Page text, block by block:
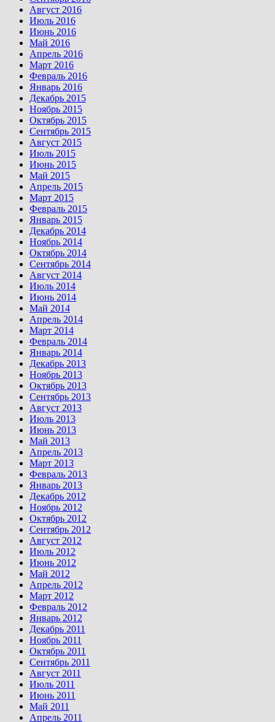
Август 2016
Июль 2016
Июнь 2016
Май 2016
Апрель 2016
Март 2016
Февраль 2016
Январь 2016
Декабрь 2015
Ноябрь 2015
Октябрь 2015
Сентябрь 2015
Август 2015
Июль 2015
Июнь 2015
Май 2015
Апрель 2015
Март 2015
Февраль 2015
Январь 2015
Декабрь 2014
Ноябрь 2014
Октябрь 2014
Сентябрь 2014
Август 2014
Июль 2014
Июнь 2014
Май 2014
Апрель 2014
Март 2014
Февраль 2014
Январь 2014
Декабрь 2013
Ноябрь 2013
Октябрь 2013
Сентябрь 2013
Август 2013
Июль 2013
Июнь 2013
Май 2013
Апрель 2013
Март 2013
Февраль 2013
Январь 2013
Декабрь 2012
Ноябрь 2012
Октябрь 2012
Сентябрь 2012
Август 2012
Июль 2012
Июнь 2012
Май 2012
Апрель 2012
Март 2012
Февраль 2012
Январь 2012
Декабрь 2011
Ноябрь 2011
Октябрь 2011
Сентябрь 2011
Август 2011
Июль 2011
Июнь 2011
Май 2011
Апрель 2011